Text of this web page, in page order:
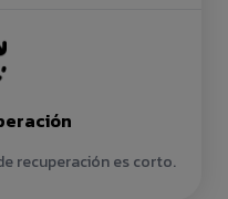
recuperación es corto.